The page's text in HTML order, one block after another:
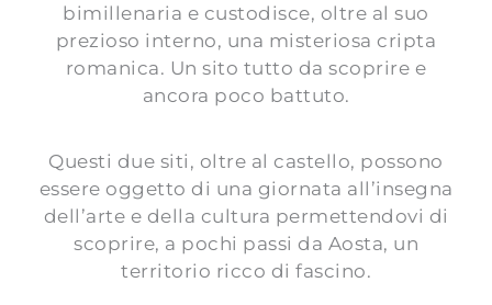
bimillenaria e custodisce, oltre al suo
prezioso interno, una misteriosa cripta
romanica. Un sito tutto da scoprire e
ancora poco battuto.
Questi due siti, oltre al castello, possono
essere oggetto di una giornata all’insegna
dell’arte e della cultura permettendovi di
scoprire, a pochi passi da Aosta, un
territorio ricco di fascino.